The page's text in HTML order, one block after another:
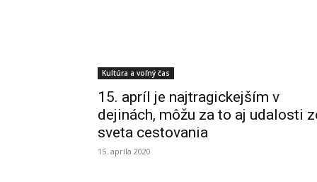
Kultúra a voľný čas
15. apríl je najtragickejším v
dejinách, môžu za to aj udalosti
sveta cestovania
15. apríla 2020